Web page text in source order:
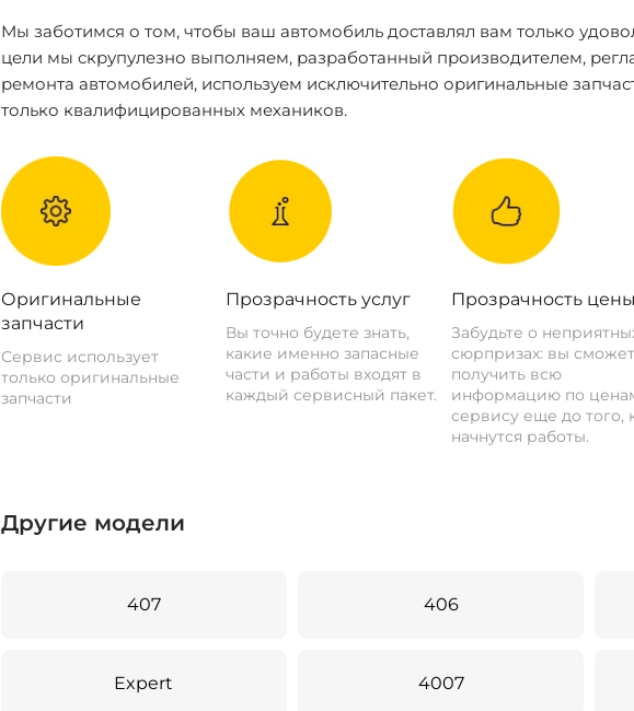
Мы заботимся о том, чтобы ваш автомобиль доставлял вам только
цели мы скрупулезно выполняем, разработанный производителем,
ремонта автомобилей, используем исключительно оригинальные
только квалифицированных механиков.
Оригинальные
запчасти
Сервис использует
только оригинальные
запчасти
Прозрачность услуг
Вы точно будете знать,
какие именно запасные
части и работы входят в
каждый сервисный пакет.
Прозрачность цены
Забудьте о
сюрпризах: вы
получить всю
информацию по
сервису еще до того,
начнутся работы.
Другие модели
407 406
Expert 4007